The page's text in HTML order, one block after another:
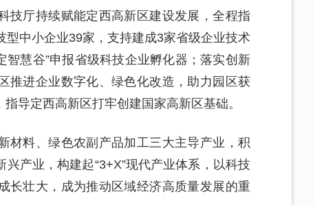
技厅持续赋能定西高新区建设发展，全程指
中小企业39家，支持建成3家省级企业技术
慧谷”申报省级科技企业孵化器；落实创新
推进企业数字化、绿色化改造，助力园区获
导定西高新区打牢创建国家高新区基础。
材料、绿色农副产品加工三大主导产业，积
产业，构建起“3+X”现代产业体系，以科技
长壮大，成为推动区域经济高质量发展的重